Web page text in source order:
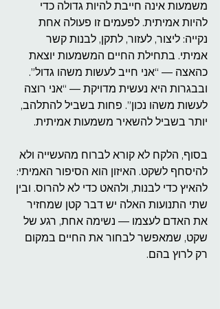
משמעות אינה חייבת להיות גדולה כדי
להיות אמיתית. לפעמים זו פעולה אחת
נקייה: ליצור, לעזור, לתקן, לבנות קשר
אמיתי. בתחילת החיים המשמעות יוצאת
כהאצה — “אני חייב לעשות משהו גדול”.
ובבגרות היא נעשית מדויקת — “אני רוצה
לעשות משהו נכון”. פחות בשביל להתלהב,
יותר בשביל להשאיר משמעות אמיתית.
בסוף, הלקח לא קורא לברוח מהעשייה ולא
להיסחף לשקט. האיזון הוא הסיפור האמיתי:
להאיץ כדי לבנות, ולהאט כדי לא להרוס. ובין
שתי התנועות האלה יש דבר קטן שמחזיר
את האדם לעצמו — נשימה אחת, רגע של
שקט, שמאפשר לבחור את החיים במקום
רק לרוץ בהם.